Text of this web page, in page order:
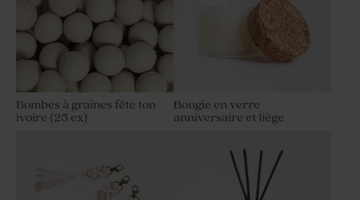
Bombes à graines fête ton
ivoire (25 ex)
Bougie en verre
anniversaire et liège